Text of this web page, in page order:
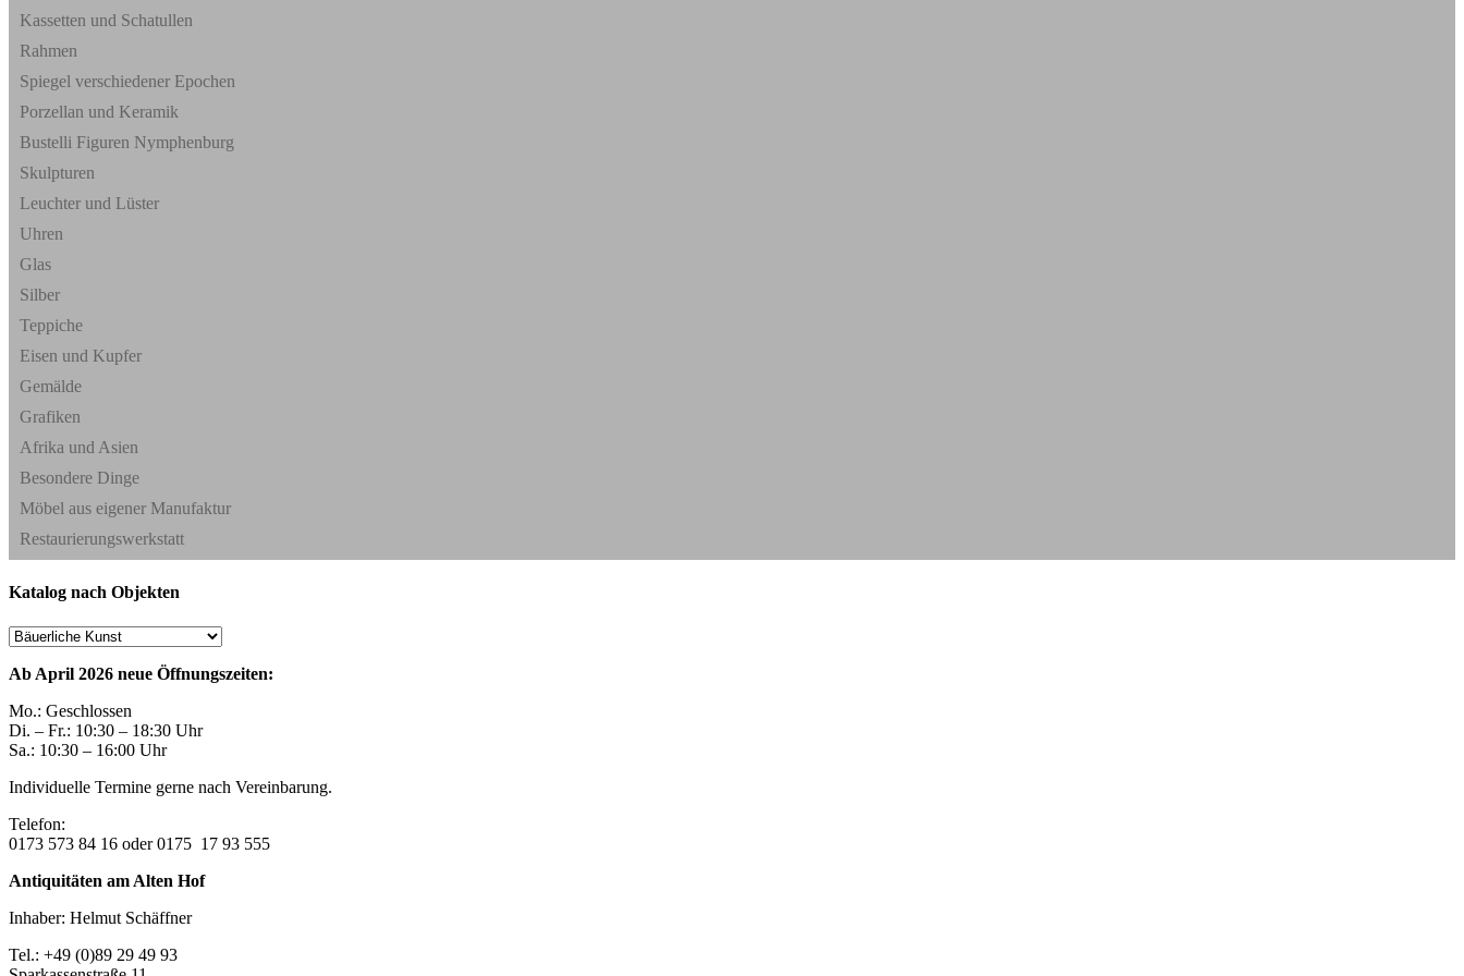
Kassetten und Schatullen
Rahmen
Spiegel verschiedener Epochen
Porzellan und Keramik
Bustelli Figuren Nymphenburg
Skulpturen
Leuchter und Lüster
Uhren
Glas
Silber
Teppiche
Eisen und Kupfer
Gemälde
Grafiken
Afrika und Asien
Besondere Dinge
Möbel aus eigener Manufaktur
Restaurierungswerkstatt
Katalog nach Objekten
Ab April 2026 neue Öffnungszeiten:
Mo.: Geschlossen
Di. – Fr.: 10:30 – 18:30 Uhr
Sa.: 10:30 – 16:00 Uhr
Individuelle Termine gerne nach Vereinbarung.
Telefon:
0173 573 84 16 oder 0175 17 93 555
Antiquitäten am Alten Hof
Inhaber: Helmut Schäffner
Tel.: +49 (0)89 29 49 93